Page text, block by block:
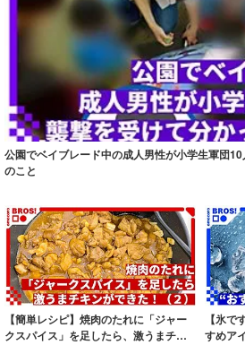
公園でベイブレード中の成人男性が小学生軍団
のこと
【簡単レシピ】焼肉のたれに「ジャー
クスパイス」を足したら、激うまチキ
【氷
すめア